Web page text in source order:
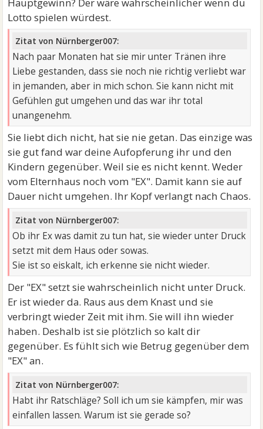
Lotto spielen würdest.
Zitat von Nürnberger007:
Nach paar Monaten hat sie mir unter Tränen ihre
Liebe gestanden, dass sie noch nie richtig verliebt war
in jemanden, aber in mich schon. Sie kann nicht mit
Gefühlen gut umgehen und das war ihr total
unangenehm.
Sie liebt dich nicht, hat sie nie getan. Das einzige was
sie gut fand war deine Aufopferung ihr und den
Kindern gegenüber. Weil sie es nicht kennt. Weder
vom Elternhaus noch vom "EX". Damit kann sie auf
Dauer nicht umgehen. Ihr Kopf verlangt nach Chaos.
Zitat von Nürnberger007:
Ob ihr Ex was damit zu tun hat, sie wieder unter Druck
setzt mit dem Haus oder sowas.
Sie ist so eiskalt, ich erkenne sie nicht wieder.
Der "EX" setzt sie wahrscheinlich nicht unter Druck.
Er ist wieder da. Raus aus dem Knast und sie
verbringt wieder Zeit mit ihm. Sie will ihn wieder
haben. Deshalb ist sie plötzlich so kalt dir
gegenüber. Es fühlt sich wie Betrug gegenüber dem
"EX" an.
Zitat von Nürnberger007:
Habt ihr Ratschläge? Soll ich um sie kämpfen, mir was
einfallen lassen. Warum ist sie gerade so?